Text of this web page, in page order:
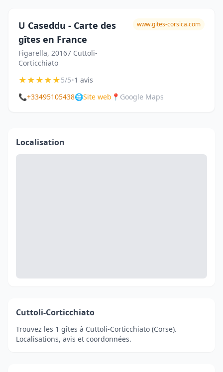
U Caseddu - Carte des
gîtes en France
Figarella, 20167 Cuttoli-
Corticchiato
www.gites-corsica.com
★★★★★5/5•1 avis
📞+33495105438🌐Site web 📍 Google Maps
Localisation
Cuttoli-Corticchiato
Trouvez les 1 gîtes à Cuttoli-Corticchiato (Corse).
Localisations, avis et coordonnées.